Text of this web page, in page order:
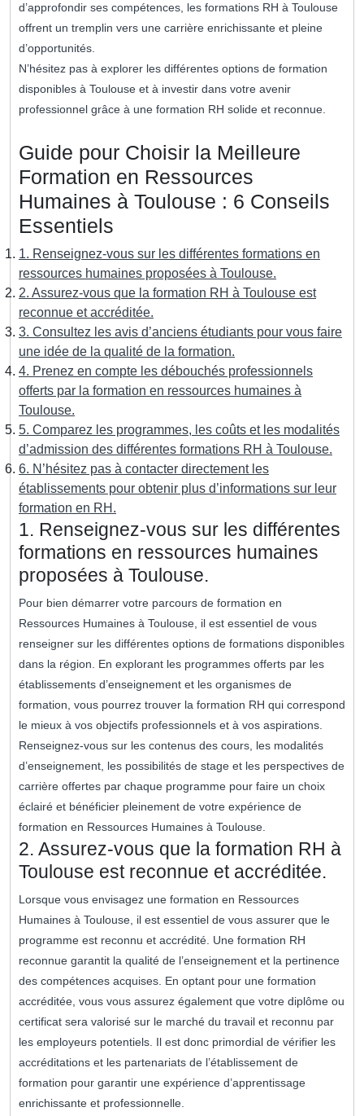
d’approfondir ses compétences, les formations RH à Toulouse
offrent un tremplin vers une carrière enrichissante et pleine
d’opportunités.
N’hésitez pas à explorer les différentes options de formation
disponibles à Toulouse et à investir dans votre avenir
professionnel grâce à une formation RH solide et reconnue.
Guide pour Choisir la Meilleure
Formation en Ressources
Humaines à Toulouse : 6 Conseils
Essentiels
1. Renseignez-vous sur les différentes formations en
ressources humaines proposées à Toulouse.
2. Assurez-vous que la formation RH à Toulouse est
reconnue et accréditée.
3. Consultez les avis d’anciens étudiants pour vous faire
une idée de la qualité de la formation.
4. Prenez en compte les débouchés professionnels
offerts par la formation en ressources humaines à
Toulouse.
5. Comparez les programmes, les coûts et les modalités
d’admission des différentes formations RH à Toulouse.
6. N’hésitez pas à contacter directement les
établissements pour obtenir plus d’informations sur leur
formation en RH.
1. Renseignez-vous sur les différentes
formations en ressources humaines
proposées à Toulouse.
Pour bien démarrer votre parcours de formation en
Ressources Humaines à Toulouse, il est essentiel de vous
renseigner sur les différentes options de formations disponibles
dans la région. En explorant les programmes offerts par les
établissements d’enseignement et les organismes de
formation, vous pourrez trouver la formation RH qui correspond
le mieux à vos objectifs professionnels et à vos aspirations.
Renseignez-vous sur les contenus des cours, les modalités
d’enseignement, les possibilités de stage et les perspectives de
carrière offertes par chaque programme pour faire un choix
éclairé et bénéficier pleinement de votre expérience de
formation en Ressources Humaines à Toulouse.
2. Assurez-vous que la formation RH à
Toulouse est reconnue et accréditée.
Lorsque vous envisagez une formation en Ressources
Humaines à Toulouse, il est essentiel de vous assurer que le
programme est reconnu et accrédité. Une formation RH
reconnue garantit la qualité de l’enseignement et la pertinence
des compétences acquises. En optant pour une formation
accréditée, vous vous assurez également que votre diplôme ou
certificat sera valorisé sur le marché du travail et reconnu par
les employeurs potentiels. Il est donc primordial de vérifier les
accréditations et les partenariats de l’établissement de
formation pour garantir une expérience d’apprentissage
enrichissante et professionnelle.